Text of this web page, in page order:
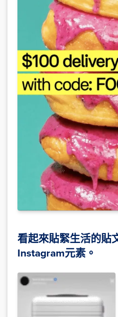
看起來貼緊生活的貼
Instagram元素。